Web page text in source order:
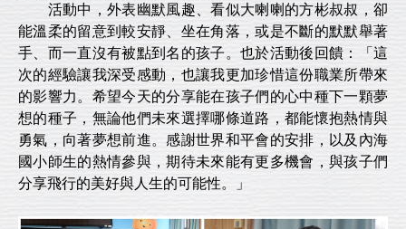
活動中，外表幽默風趣、看似大喇喇的方彬叔叔，卻
能溫柔的留意到較安靜、坐在角落，或是不斷的默默舉著
手、而一直沒有被點到名的孩子。也於活動後回饋：「這
次的經驗讓我深受感動，也讓我更加珍惜這份職業所帶來
的影響力。希望今天的分享能在孩子們的心中種下一顆夢
想的種子，無論他們未來選擇哪條道路，都能懷抱熱情與
勇氣，向著夢想前進。感謝世界和平會的安排，以及內海
國小師生的熱情參與，期待未來能有更多機會，與孩子們
分享飛行的美好與人生的可能性。」